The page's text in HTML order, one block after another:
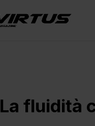
La fluidità